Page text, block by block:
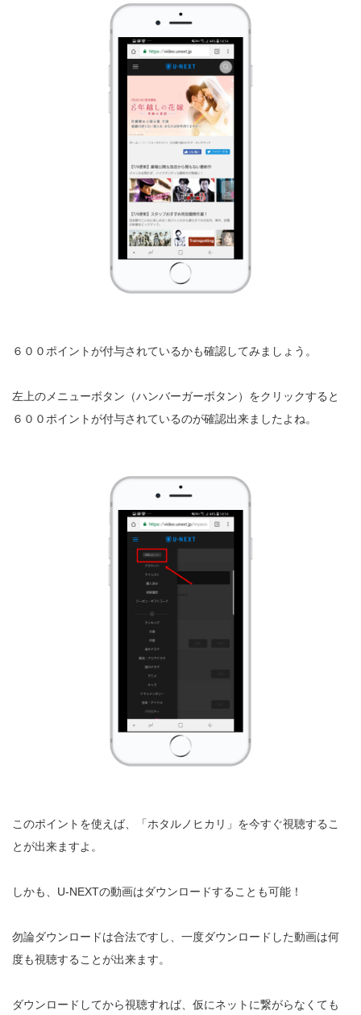
６００ポイントが付与されているかも確認してみましょう。
左上のメニューボタン（ハンバーガーボタン）をクリックすると
６００ポイントが付与されているのが確認出来ましたよね。
このポイントを使えば、「ホタルノヒカリ」を今すぐ視聴するこ
とが出来ますよ。
しかも、U-NEXTの動画はダウンロードすることも可能！
勿論ダウンロードは合法ですし、一度ダウンロードした動画は何
度も視聴することが出来ます。
ダウンロードしてから視聴すれば、仮にネットに繋がらなくても